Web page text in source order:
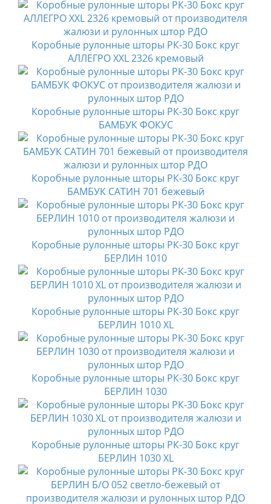
Коробные рулонные шторы РК-30 Бокс круг
АЛЛЕГРО XXL 2326 кремовый
Коробные рулонные шторы РК-30 Бокс круг
БАМБУК ФОКУС
Коробные рулонные шторы РК-30 Бокс круг
БАМБУК САТИН 701 бежевый
Коробные рулонные шторы РК-30 Бокс круг
БЕРЛИН 1010
Коробные рулонные шторы РК-30 Бокс круг
БЕРЛИН 1010 XL
Коробные рулонные шторы РК-30 Бокс круг
БЕРЛИН 1030
Коробные рулонные шторы РК-30 Бокс круг
БЕРЛИН 1030 XL